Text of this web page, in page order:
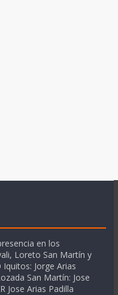
en los
Loreto San Martín y
Iquitos: Jorge Arias
San Martín: Jose
Jose Arias Padilla